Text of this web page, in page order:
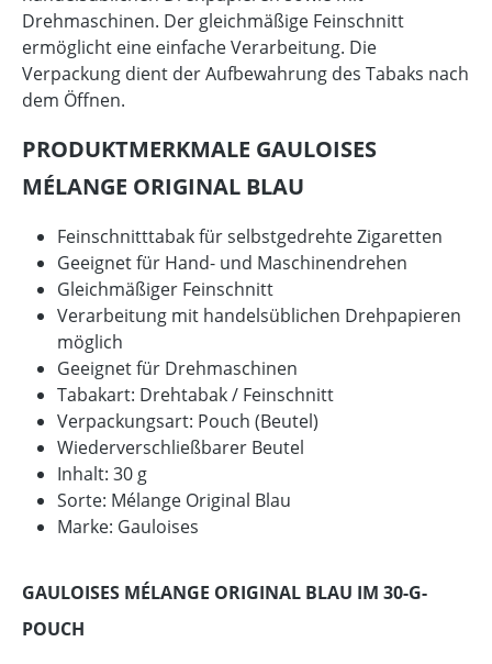
Drehmaschinen. Der gleichmäßige Feinschnitt
ermöglicht eine einfache Verarbeitung. Die
Verpackung dient der Aufbewahrung des Tabaks nach
dem Öffnen.
PRODUKTMERKMALE GAULOISES
MÉLANGE ORIGINAL BLAU
Feinschnitttabak für selbstgedrehte Zigaretten
Geeignet für Hand- und Maschinendrehen
Gleichmäßiger Feinschnitt
Verarbeitung mit handelsüblichen Drehpapieren
möglich
Geeignet für Drehmaschinen
Tabakart: Drehtabak / Feinschnitt
Verpackungsart: Pouch (Beutel)
Wiederverschließbarer Beutel
Inhalt: 30 g
Sorte: Mélange Original Blau
Marke: Gauloises
GAULOISES MÉLANGE ORIGINAL BLAU IM 30-G-
POUCH